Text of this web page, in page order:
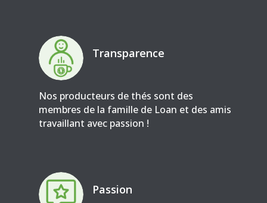
Transparence
Nos producteurs de thés sont des
membres de la famille de Loan et des amis
travaillant avec passion !
Passion